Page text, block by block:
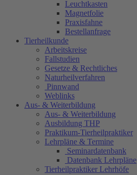
Leuchtkasten
Magnetfolie
Praxisfahne
Bestellanfrage
Tierheilkunde
Arbeitskreise
Fallstudien
Gesetze & Rechtliches
Naturheilverfahren
Pinnwand
Weblinks
Aus- & Weiterbildung
Aus- & Weiterbildung
Ausbildung THP
Praktikum-Tierheilpraktiker
Lehrpläne & Termine
Seminardatenbank
Datenbank Lehrpläne
Tierheilpraktiker Lehrhöfe